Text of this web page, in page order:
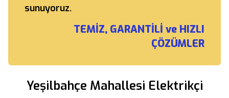
sunuyoruz.
TEMİZ, GARANTİLİ ve HIZLI
ÇÖZÜMLER
Yeşilbahçe Mahallesi Elektrikçi